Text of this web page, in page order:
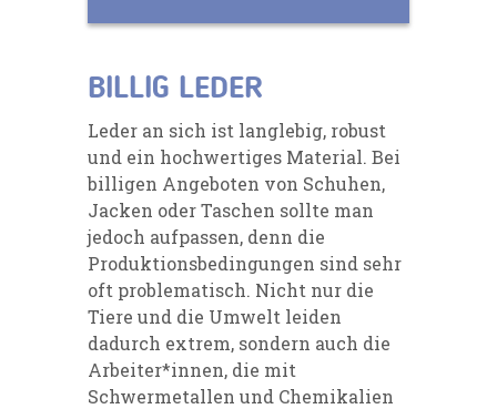
BILLIG LEDER
Leder an sich ist langlebig, robust
und ein hochwertiges Material. Bei
billigen Angeboten von Schuhen,
Jacken oder Taschen sollte man
jedoch aufpassen, denn die
Produktionsbedingungen sind sehr
oft problematisch. Nicht nur die
Tiere und die Umwelt leiden
dadurch extrem, sondern auch die
Arbeiter*innen, die mit
Schwermetallen und Chemikalien